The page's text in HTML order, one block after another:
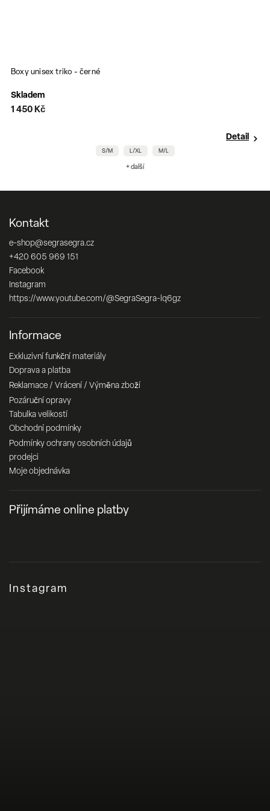
Boxy unisex triko - černé
Skladem
1 450 Kč
Detail
S/M L/XL M/L
+ další
Kontakt
e-shop@segrasegra.cz
+420 605 969 151
Facebook
Instagram
https://www.youtube.com/@SegraSegra-lq6gz
Informace
Exkluzivní funkční materiály
Doprava a platba
Reklamace / Vrácení / Výměna zboží
Pozáruční opravy
Tabulka velikostí
Obchodní podmínky
Podmínky ochrany osobních údajů
prodejci
Moje objednávka
Přijímáme online platby
Instagram